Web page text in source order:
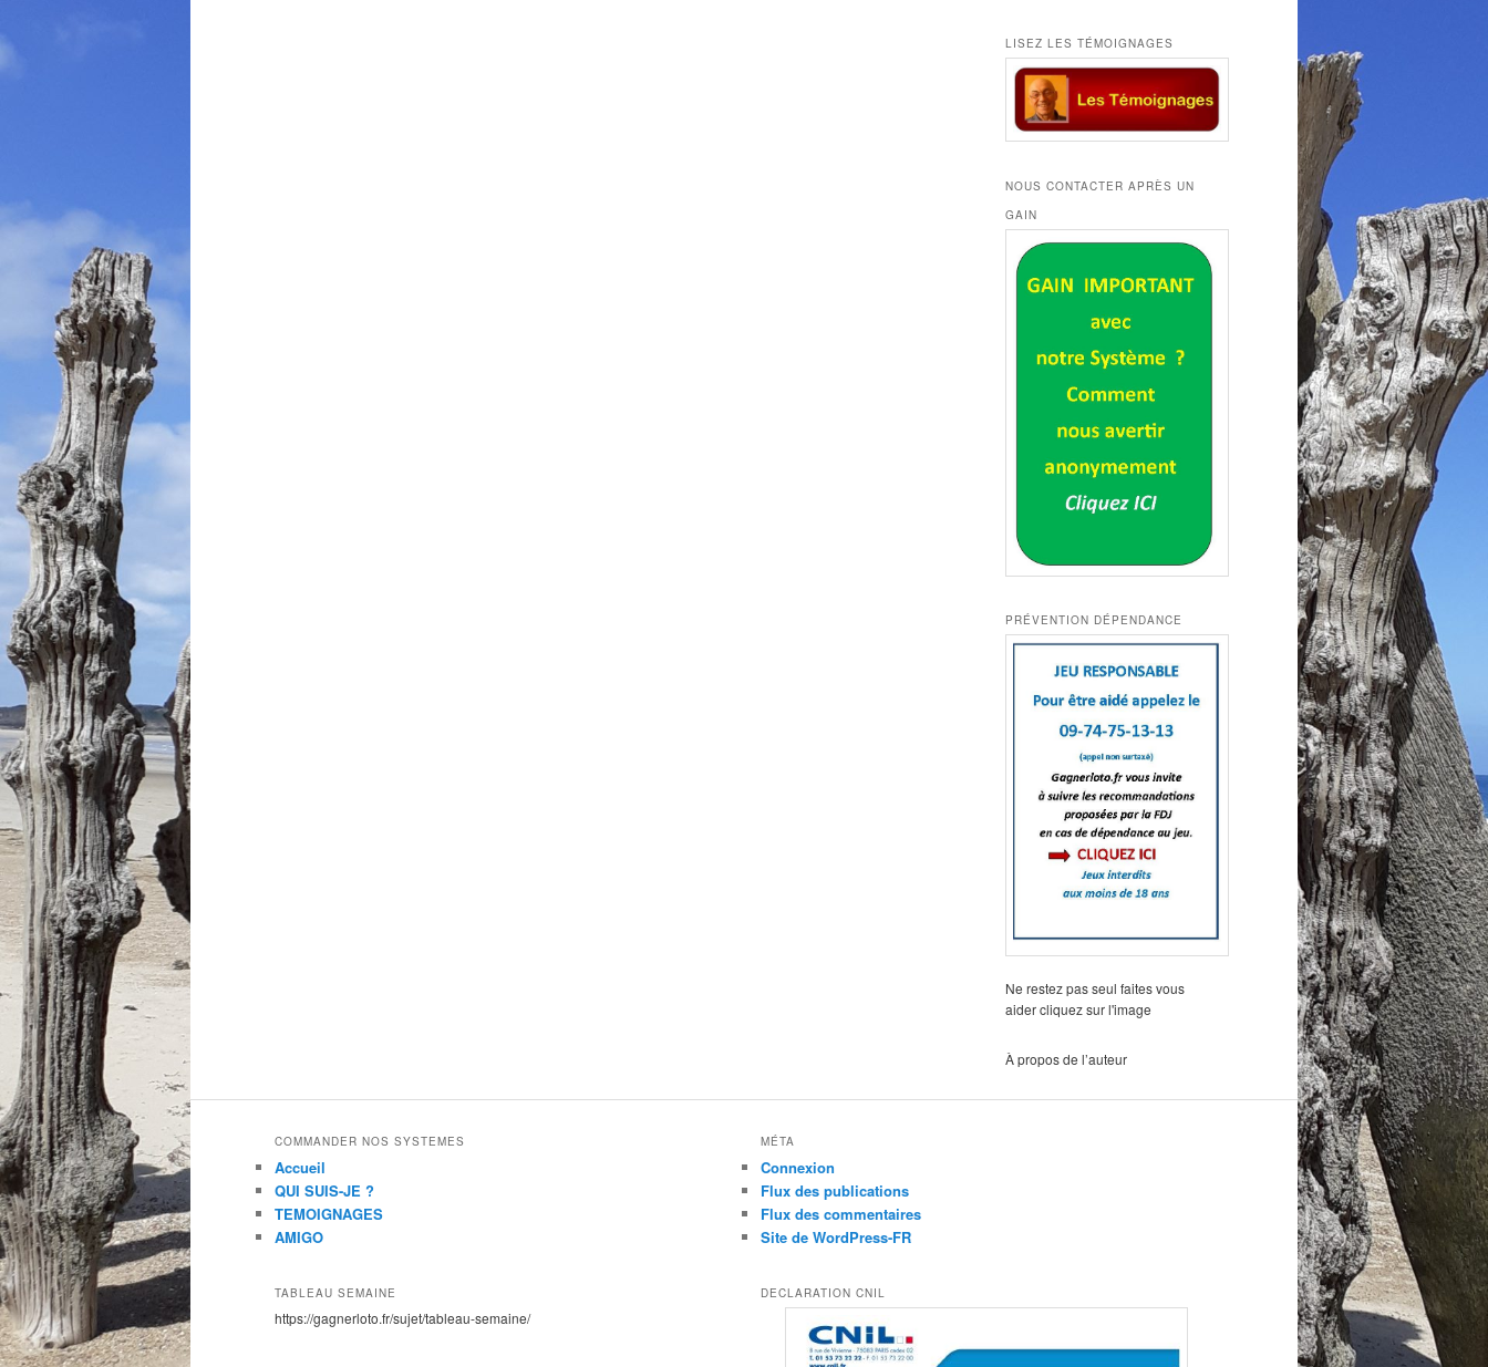
LISEZ LES TÉMOIGNAGES
NOUS CONTACTER APRÈS UN
GAIN
PRÉVENTION DÉPENDANCE
Ne restez pas seul faites vous
aider cliquez sur l'image
À propos de l’auteur
COMMANDER NOS SYSTEMES
Accueil
QUI SUIS-JE ?
TEMOIGNAGES
AMIGO
TABLEAU SEMAINE
https://gagnerloto.fr/sujet/tableau-semaine/
MÉTA
Connexion
Flux des publications
Flux des commentaires
Site de WordPress-FR
DECLARATION CNIL